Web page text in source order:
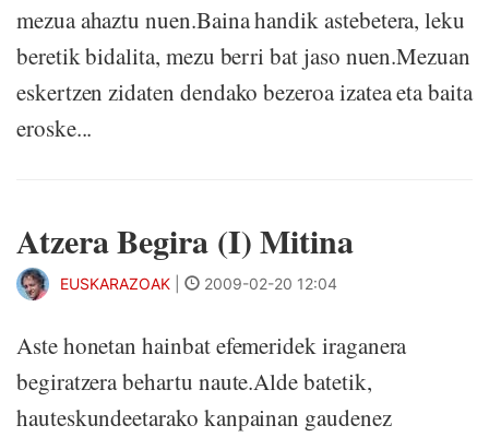
mezua ahaztu nuen.Baina handik astebetera, leku
beretik bidalita, mezu berri bat jaso nuen.Mezuan
eskertzen zidaten dendako bezeroa izatea eta baita
eroske...
Atzera Begira (I) Mitina
EUSKARAZOAK 2009-02-20 12:04
Aste honetan hainbat efemeridek iraganera
begiratzera behartu naute.Alde batetik,
hauteskundeetarako kanpainan gaudenez